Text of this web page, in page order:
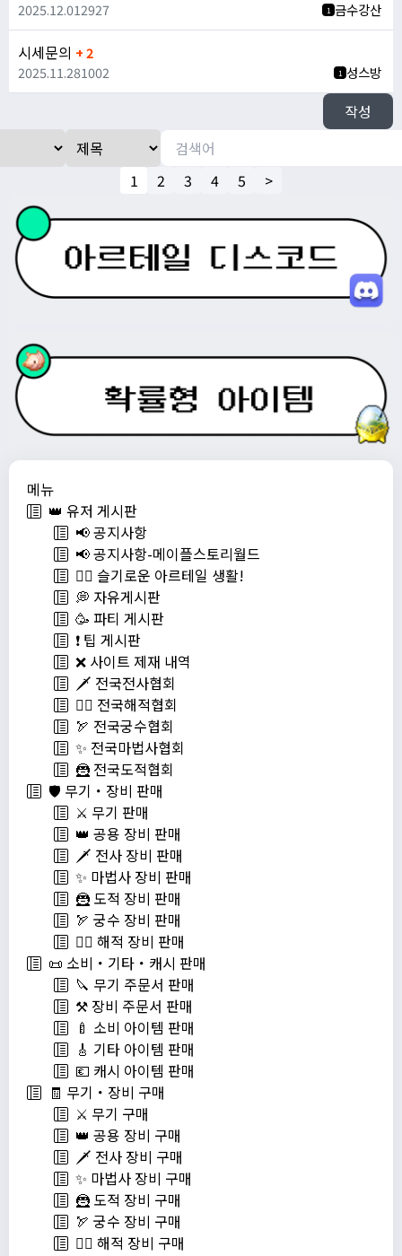
메뉴
👑 유저 게시판
📢 공지사항
📢 공지사항-메이플스토리월드
💁‍♂ 슬기로운 아르테일 생활!
💭 자유게시판
🥳 파티 게시판
❗️ 팁 게시판
❌ 사이트 제재 내역
🗡️ 전국전사협회
🏴‍☠️ 전국해적협회
🏹 전국궁수협회
✨ 전국마법사협회
🦹 전국도적협회
🛡️ 무기・장비 판매
⚔️ 무기 판매
👑 공용 장비 판매
🗡️ 전사 장비 판매
✨ 마법사 장비 판매
🦹 도적 장비 판매
🏹 궁수 장비 판매
🏴‍☠️ 해적 장비 판매
📜 소비・기타・캐시 판매
🔪 무기 주문서 판매
⚒️ 장비 주문서 판매
🍼 소비 아이템 판매
🎸 기타 아이템 판매
💶 캐시 아이템 판매
🧾 무기・장비 구매
⚔️ 무기 구매
👑 공용 장비 구매
🗡️ 전사 장비 구매
✨ 마법사 장비 구매
🦹 도적 장비 구매
🏹 궁수 장비 구매
🏴‍☠️ 해적 장비 구매
1 금수강산
2025.12.012927
시세문의 + 2
1 성스방
2025.11.281002
작성
1 2 3 4 5 >